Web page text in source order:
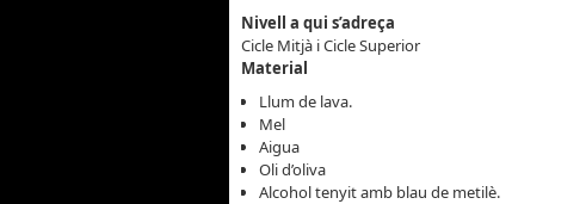
Nivell a qui s’adreça
Cicle Mitjà i Cicle Superior
Material
Llum de lava.
Mel
Aigua
Oli d’oliva
Alcohol tenyit amb blau de metilè.